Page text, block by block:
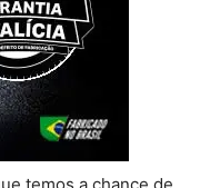
temos a chance de